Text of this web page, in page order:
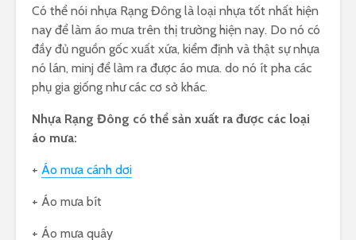
Có thể nói nhựa Rạng Đông là loại nhựa tốt nhất hiện
nay để làm áo mưa trên thị trường hiện nay. Do nó có
đầy đủ nguồn gốc xuất xứa, kiểm định và thật sự nhựa
nó lán, minj để làm ra được áo mưa. do nó ít pha các
phụ gia giống như các cơ sở khác.
Nhựa Rạng Đông có thể sản xuất ra được các loại
áo mưa:
+ Áo mưa cánh dơi
+ Áo mưa bít
+ Áo mưa quây